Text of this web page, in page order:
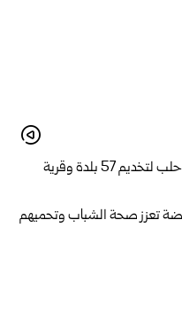
افتتاح محكمة الصلح في العريمة بريف حلب لتخديم 57 بلدة وقرية